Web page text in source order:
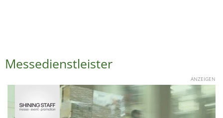
Messedienstleister
ANZEIGEN